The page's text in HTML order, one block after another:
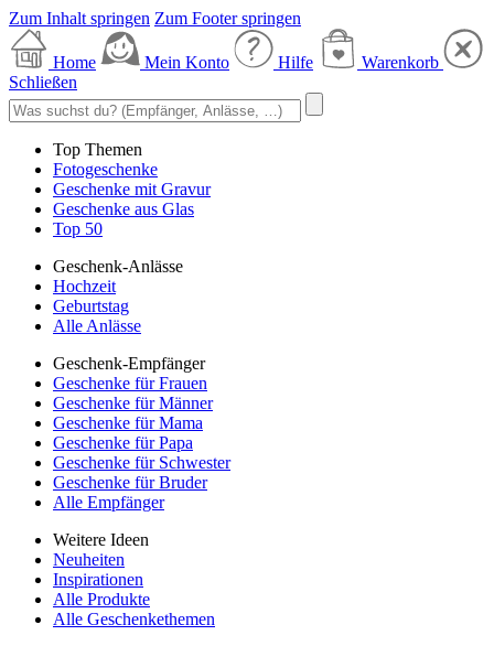
Zum Inhalt springen Zum Footer springen
Home Mein Konto Hilfe
Warenkorb
Schließen
Top Themen
Fotogeschenke
Geschenke mit Gravur
Geschenke aus Glas
Top 50
Geschenk-Anlässe
Hochzeit
Geburtstag
Alle Anlässe
Geschenk-Empfänger
Geschenke für Frauen
Geschenke für Männer
Geschenke für Mama
Geschenke für Papa
Geschenke für Schwester
Geschenke für Bruder
Alle Empfänger
Weitere Ideen
Neuheiten
Inspirationen
Alle Produkte
Alle Geschenkethemen